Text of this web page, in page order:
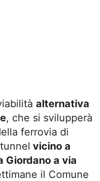
alternativa
, che si svilupperà
ferrovia di
vicino a
Giordano a via
il Comune